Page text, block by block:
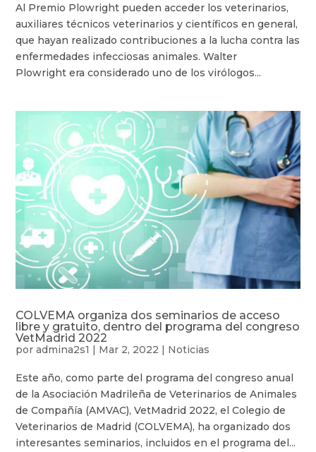
Al Premio Plowright pueden acceder los veterinarios,
auxiliares técnicos veterinarios y científicos en general,
que hayan realizado contribuciones a la lucha contra las
enfermedades infecciosas animales. Walter
Plowright era considerado uno de los virólogos...
COLVEMA organiza dos seminarios de acceso
libre y gratuito, dentro del programa del congreso
VetMadrid 2022
poradmina2s1 | Mar 2, 2022 | Noticias
Este año, como parte del programa del congreso anual
de la Asociación Madrileña de Veterinarios de Animales
de Compañía (AMVAC), VetMadrid 2022, el Colegio de
Veterinarios de Madrid (COLVEMA), ha organizado dos
interesantes seminarios, incluidos en el programa del...